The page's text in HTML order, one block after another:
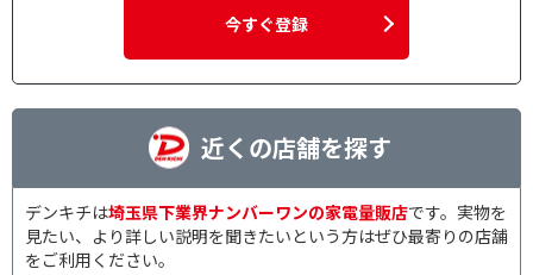
今すぐ登録
近くの店舗を探す
デンキチは埼玉県下業界ナンバーワンの家電量販店です。実物を
見たい、より詳しい説明を聞きたいという方はぜひ最寄りの店舗
をご利用ください。